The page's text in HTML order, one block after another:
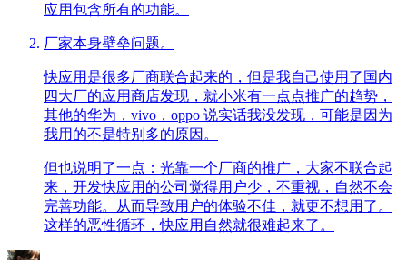
应用包含所有的功能。
厂家本身壁垒问题。
快应用是很多厂商联合起来的，但是我自己使用了国内
四大厂的应用商店发现，就小米有一点点推广的趋势，
其他的华为，vivo，oppo 说实话我没发现，可能是因为
我用的不是特别多的原因。
但也说明了一点：光靠一个厂商的推广，大家不联合起
来，开发快应用的公司觉得用户少，不重视，自然不会
完善功能。从而导致用户的体验不佳，就更不想用了。
这样的恶性循环，快应用自然就很难起来了。